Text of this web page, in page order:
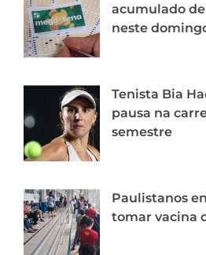
acumulado de
neste
Tenista Bia
pausa na
semestre
Paulistanos
tomar vacina